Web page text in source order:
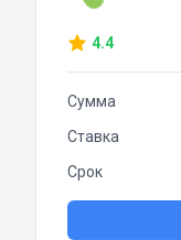
4.4
Сумма
Ставка
Срок